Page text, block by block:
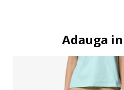
Adauga